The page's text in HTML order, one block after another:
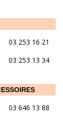
03 253 16 21
03 253 13 34
03 646 13 88